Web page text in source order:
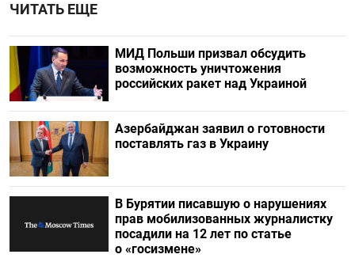
ЧИТАТЬ ЕЩЕ
МИД Польши призвал обсудить
возможность уничтожения
российских ракет над Украиной
Азербайджан заявил о готовности
поставлять газ в Украину
В Бурятии писавшую о нарушениях
прав мобилизованных журналистку
посадили на 12 лет по статье
о «госизмене»